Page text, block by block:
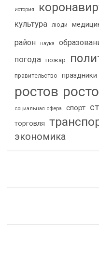
история
культура люди
район
наука
погода пожар
правительство праздники
ростов
социальная сфера спорт
торговля
экономика